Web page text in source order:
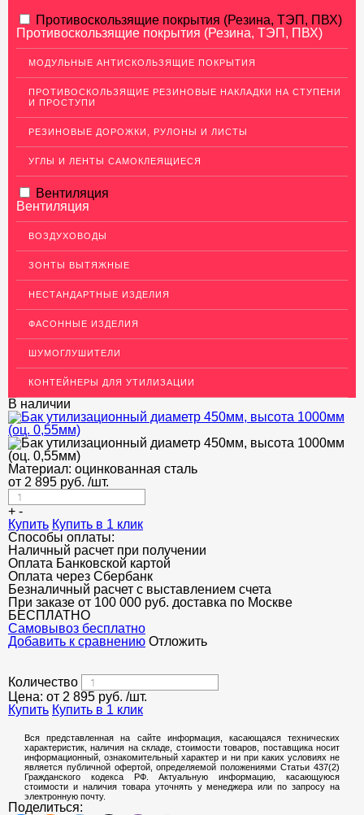
АЛЮМИНИЕВЫЙ ПРОКАТ
НЕРЖАВЕЮЩАЯ СТАЛЬ
МЕДНЫЙ ПРОКАТ
ЛАТУННЫЙ ПРОКАТ
ДЕКОР НЕРЖАВЕЙКА
ОГРАЖДЕНИЯ ДЛЯ ЛЕСТНИЦ
ЭЛЕКТРОДЫ
ДЕКОРАТИВНЫЙ УГОЛОК
МЕТАЛЛИЧЕСКИЕ ПОРОГИ НАПОЛЬНЫЕ (ДЛЯ ПОЛА),
РАСКЛАДКА, ПЛИНТУС
ПОТОЛКИ
АКЦИИ
НЕДОРОГОЙ МЕТАЛЛОПРОКАТ
Противоскользящие покрытия (Резина, ТЭП, ПВХ)
Противоскользящие покрытия (Резина, ТЭП, ПВХ)
МОДУЛЬНЫЕ АНТИСКОЛЬЗЯЩИЕ ПОКРЫТИЯ
ПРОТИВОСКОЛЬЗЯЩИЕ РЕЗИНОВЫЕ НАКЛАДКИ НА СТУПЕНИ
И ПРОСТУПИ
РЕЗИНОВЫЕ ДОРОЖКИ, РУЛОНЫ И ЛИСТЫ
УГЛЫ И ЛЕНТЫ САМОКЛЕЯЩИЕСЯ
Вентиляция
Вентиляция
ВОЗДУХОВОДЫ
ЗОНТЫ ВЫТЯЖНЫЕ
НЕСТАНДАРТНЫЕ ИЗДЕЛИЯ
ФАСОННЫЕ ИЗДЕЛИЯ
ШУМОГЛУШИТЕЛИ
КОНТЕЙНЕРЫ ДЛЯ УТИЛИЗАЦИИ
В наличии
Материал: оцинкованная сталь
от 2 895 руб. /шт.
+ -
Купить Купить в 1 клик
Способы оплаты:
Наличный расчет при получении
Оплата Банковской картой
Оплата через Сбербанк
Безналичный расчет с выставлением счета
При заказе от 100 000 руб. доставка по Москве
БЕСПЛАТНО
Cамовывоз бесплатно
Добавить к сравнению Отложить
Количество
Цена: от 2 895 руб. /шт.
Купить Купить в 1 клик
Вся представленная на сайте информация, касающаяся технических
характеристик, наличия на складе, стоимости товаров, поставщика носит
информационный, ознакомительный характер и ни при каких условиях не
является публичной офертой, определяемой положениями Статьи 437(2)
Гражданского кодекса РФ. Актуальную информацию, касающуюся
стоимости и наличия товара уточнять у менеджера или по запросу на
электронную почту.
Поделиться: